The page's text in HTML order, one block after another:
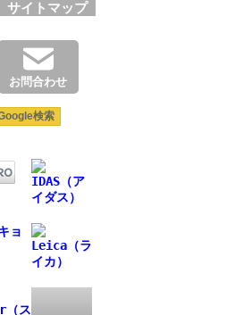
サイトマップ
お問合わせ